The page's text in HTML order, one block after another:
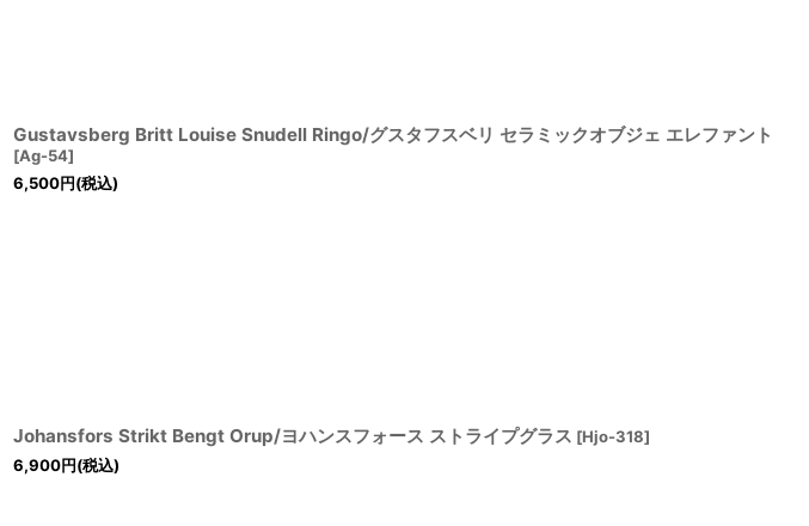
Gustavsberg Britt Louise Snudell Ringo/グスタフスベリ セラミックオブジェ エレファント
[Ag-54]
6,500円(税込)
Johansfors Strikt Bengt Orup/ヨハンスフォース ストライプグラス [Hjo-318]
6,900円(税込)